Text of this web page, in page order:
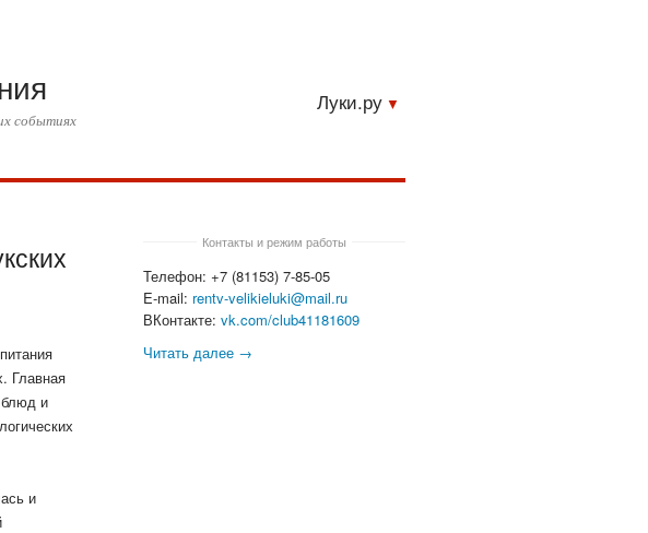
событиях
Луки.ру
Главная
блюд и
и
Контакты и режим работы
Телефон: +7 (81153) 7-85-05
E-mail: rentv-velikieluki@mail.ru
ВКонтакте: vk.com/club41181609
Читать далее →